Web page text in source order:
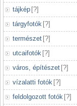
tájkép [?]
tárgyfotók [?]
természet [?]
utcaifotók [?]
város, építészet [?]
vízalatti fotók [?]
feldolgozott fotók [?]